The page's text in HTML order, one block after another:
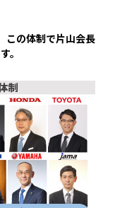
この体制で片山会長
。